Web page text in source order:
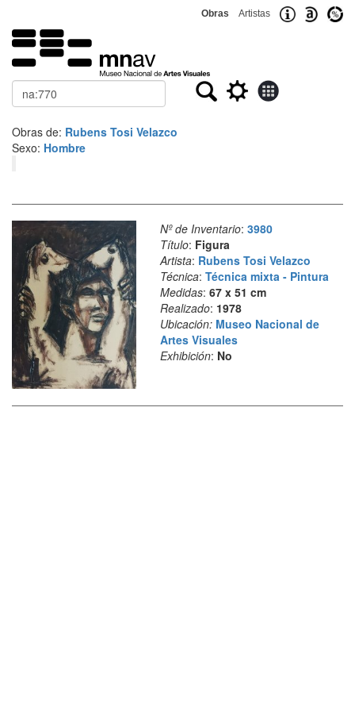
Obras Artistas
Buscar
Obras de: Rubens Tosi Velazco
Sexo: Hombre
Nº de Inventario: 3980
Título: Figura
Artista: Rubens Tosi Velazco
Técnica: Técnica mixta - Pintura
Medidas: 67 x 51 cm
Realizado: 1978
Ubicación: Museo Nacional de
Artes Visuales
Exhibición: No